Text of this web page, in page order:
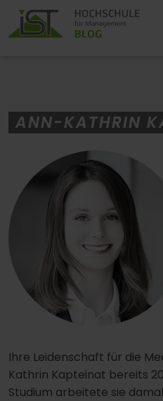
ANN-KATHRIN
Ihre Leidenschaft für die
Kathrin Kapteinat bereits
Studium arbeitete sie